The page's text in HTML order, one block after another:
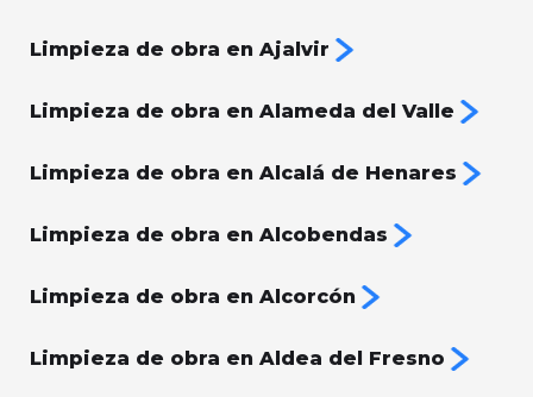
Limpieza de obra en Ajalvir
Limpieza de obra en Alameda del Valle
Limpieza de obra en Alcalá de Henares
Limpieza de obra en Alcobendas
Limpieza de obra en Alcorcón
Limpieza de obra en Aldea del Fresno